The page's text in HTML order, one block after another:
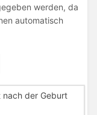
werden, da
automatisch
der Geburt